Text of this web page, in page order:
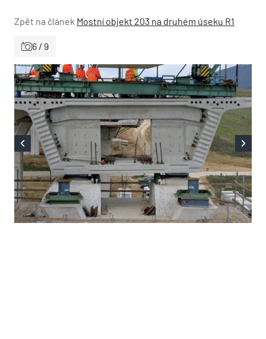
Zpět na článek Mostní objekt 203 na druhém úseku R1
6 / 9